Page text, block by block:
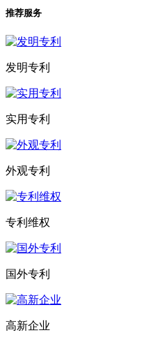
推荐服务
发明专利
实用专利
外观专利
专利维权
国外专利
高新企业